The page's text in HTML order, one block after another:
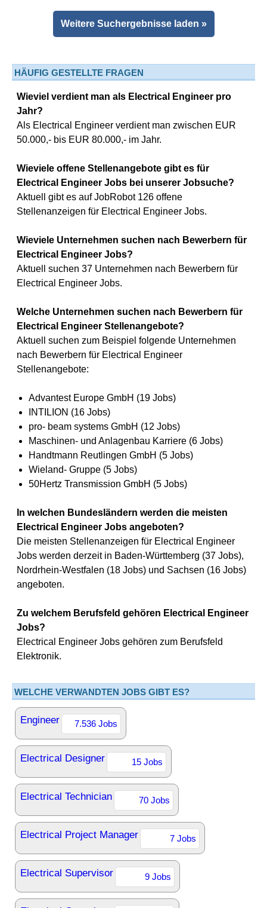
Weitere Suchergebnisse laden »
HÄUFIG GESTELLTE FRAGEN
Wieviel verdient man als Electrical Engineer pro
Jahr?
Als Electrical Engineer verdient man zwischen EUR
50.000,- bis EUR 80.000,- im Jahr.
Wieviele offene Stellenangebote gibt es für
Electrical Engineer Jobs bei unserer Jobsuche?
Aktuell gibt es auf JobRobot 126 offene
Stellenanzeigen für Electrical Engineer Jobs.
Wieviele Unternehmen suchen nach Bewerbern für
Electrical Engineer Jobs?
Aktuell suchen 37 Unternehmen nach Bewerbern für
Electrical Engineer Jobs.
Welche Unternehmen suchen nach Bewerbern für
Electrical Engineer Stellenangebote?
Aktuell suchen zum Beispiel folgende Unternehmen
nach Bewerbern für Electrical Engineer
Stellenangebote:
Advantest Europe GmbH (19 Jobs)
INTILION (16 Jobs)
pro- beam systems GmbH (12 Jobs)
Maschinen- und Anlagenbau Karriere (6 Jobs)
Handtmann Reutlingen GmbH (5 Jobs)
Wieland- Gruppe (5 Jobs)
50Hertz Transmission GmbH (5 Jobs)
In welchen Bundesländern werden die meisten
Electrical Engineer Jobs angeboten?
Die meisten Stellenanzeigen für Electrical Engineer
Jobs werden derzeit in Baden-Württemberg (37 Jobs),
Nordrhein-Westfalen (18 Jobs) und Sachsen (16 Jobs)
angeboten.
Zu welchem Berufsfeld gehören Electrical Engineer
Jobs?
Electrical Engineer Jobs gehören zum Berufsfeld
Elektronik.
WELCHE VERWANDTEN JOBS GIBT ES?
Engineer 7.536 Jobs
Electrical Designer 15 Jobs
Electrical Technician 70 Jobs
Electrical Project Manager 7 Jobs
Electrical Supervisor 9 Jobs